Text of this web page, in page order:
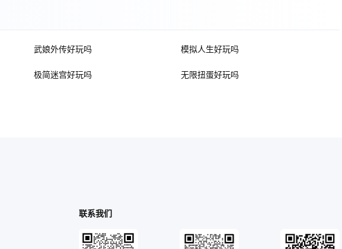
武娘外传好玩吗 模拟人生好玩吗
极简迷宫好玩吗 无限扭蛋好玩吗
联系我们